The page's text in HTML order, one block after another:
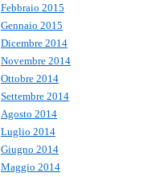
Febbraio 2015
Gennaio 2015
Dicembre 2014
Novembre 2014
Ottobre 2014
Settembre 2014
Agosto 2014
Luglio 2014
Giugno 2014
Maggio 2014